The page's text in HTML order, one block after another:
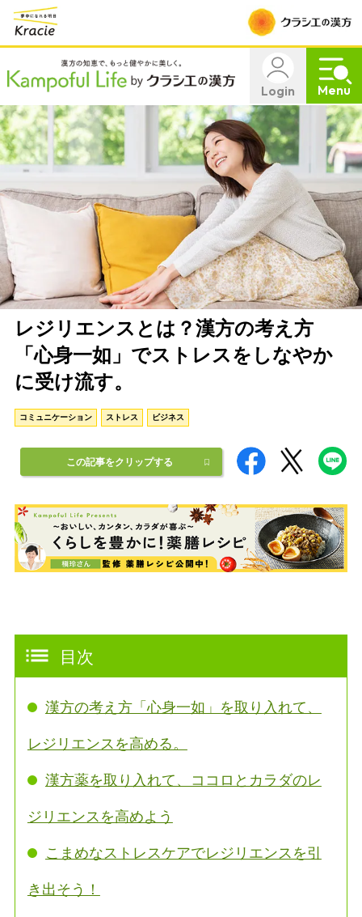
Login Menu
レジリエンスとは？漢方の考え方
「心身一如」でストレスをしなやか
に受け流す。
コミュニケーション ストレス ビジネス
この記事をクリップする
目次
漢方の考え方「心身一如」を取り入れて、
レジリエンスを高める。
漢方薬を取り入れて、ココロとカラダのレ
ジリエンスを高めよう
こまめなストレスケアでレジリエンスを引
き出そう！